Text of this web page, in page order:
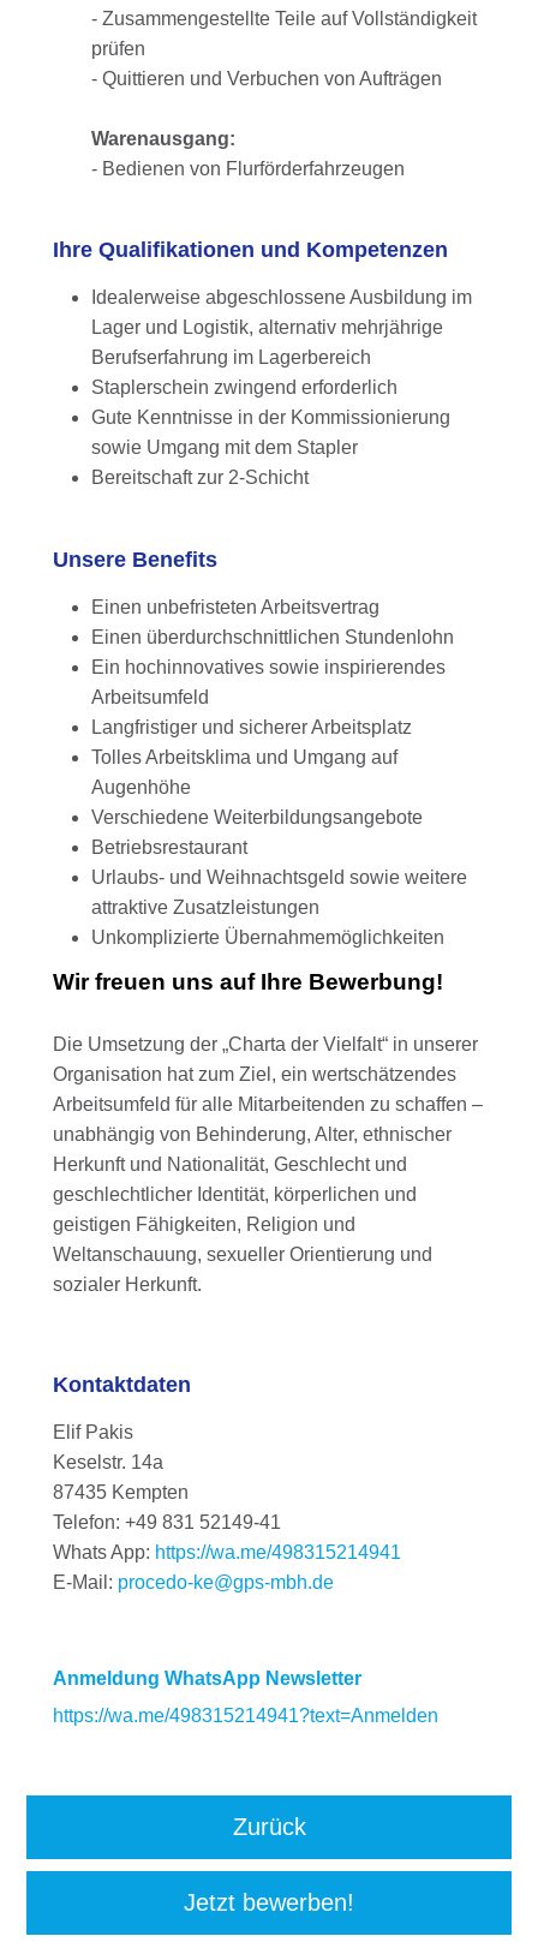
- Zusammengestellte Teile auf Vollständigkeit
prüfen
- Quittieren und Verbuchen von Aufträgen
Warenausgang:
- Bedienen von Flurförderfahrzeugen
Ihre Qualifikationen und Kompetenzen
Idealerweise abgeschlossene Ausbildung im
Lager und Logistik, alternativ mehrjährige
Berufserfahrung im Lagerbereich
Staplerschein zwingend erforderlich
Gute Kenntnisse in der Kommissionierung
sowie Umgang mit dem Stapler
Bereitschaft zur 2-Schicht
Unsere Benefits
Einen unbefristeten Arbeitsvertrag
Einen überdurchschnittlichen Stundenlohn
Ein hochinnovatives sowie inspirierendes
Arbeitsumfeld
Langfristiger und sicherer Arbeitsplatz
Tolles Arbeitsklima und Umgang auf
Augenhöhe
Verschiedene Weiterbildungsangebote
Betriebsrestaurant
Urlaubs- und Weihnachtsgeld sowie weitere
attraktive Zusatzleistungen
Unkomplizierte Übernahmemöglichkeiten
Wir freuen uns auf Ihre Bewerbung!
Die Umsetzung der „Charta der Vielfalt“ in unserer
Organisation hat zum Ziel, ein wertschätzendes
Arbeitsumfeld für alle Mitarbeitenden zu schaffen –
unabhängig von Behinderung, Alter, ethnischer
Herkunft und Nationalität, Geschlecht und
geschlechtlicher Identität, körperlichen und
geistigen Fähigkeiten, Religion und
Weltanschauung, sexueller Orientierung und
sozialer Herkunft.
Kontaktdaten
Elif Pakis
Keselstr. 14a
87435 Kempten
Telefon: +49 831 52149-41
Whats App: https://wa.me/498315214941
E-Mail: procedo-ke@gps-mbh.de
Anmeldung WhatsApp Newsletter
https://wa.me/498315214941?text=Anmelden
Zurück
Jetzt bewerben!